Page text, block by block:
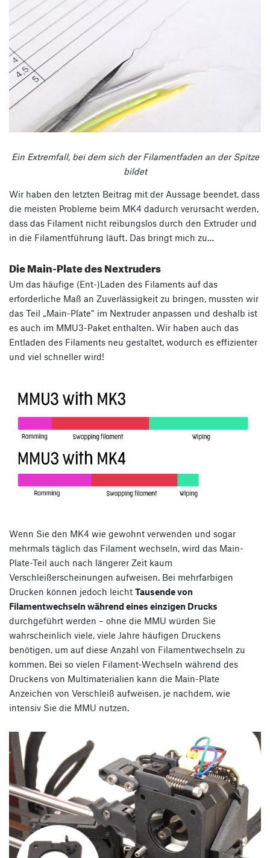
Ein Extremfall, bei dem sich der Filamentfaden an der Spitze
bildet
Wir haben den letzten Beitrag mit der Aussage beendet, dass
die meisten Probleme beim MK4 dadurch verursacht werden,
dass das Filament nicht reibungslos durch den Extruder und
in die Filamentführung läuft. Das bringt mich zu…
Die Main-Plate des Nextruders
Um das häufige (Ent-)Laden des Filaments auf das
erforderliche Maß an Zuverlässigkeit zu bringen, mussten wir
das Teil „Main-Plate“ im Nextruder anpassen und deshalb ist
es auch im MMU3-Paket enthalten. Wir haben auch das
Entladen des Filaments neu gestaltet, wodurch es effizienter
und viel schneller wird!
Wenn Sie den MK4 wie gewohnt verwenden und sogar
mehrmals täglich das Filament wechseln, wird das Main-
Plate-Teil auch nach längerer Zeit kaum
Verschleißerscheinungen aufweisen. Bei mehrfarbigen
Drucken können jedoch leicht Tausende von
Filamentwechseln während eines einzigen Drucks
durchgeführt werden – ohne die MMU würden Sie
wahrscheinlich viele, viele Jahre häufigen Druckens
benötigen, um auf diese Anzahl von Filamentwechseln zu
kommen. Bei so vielen Filament-Wechseln während des
Druckens von Multimaterialien kann die Main-Plate
Anzeichen von Verschleiß aufweisen, je nachdem, wie
intensiv Sie die MMU nutzen.